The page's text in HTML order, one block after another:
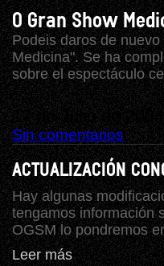
O Gran Show
Podeis daros de
Medicina". Se ha
sobre el espectáculo
17 de Julio de
Sin comentarios
ACTUALIZACIÓN
Hay algunas
tengamos información
OGSM lo pondremos
Leer más